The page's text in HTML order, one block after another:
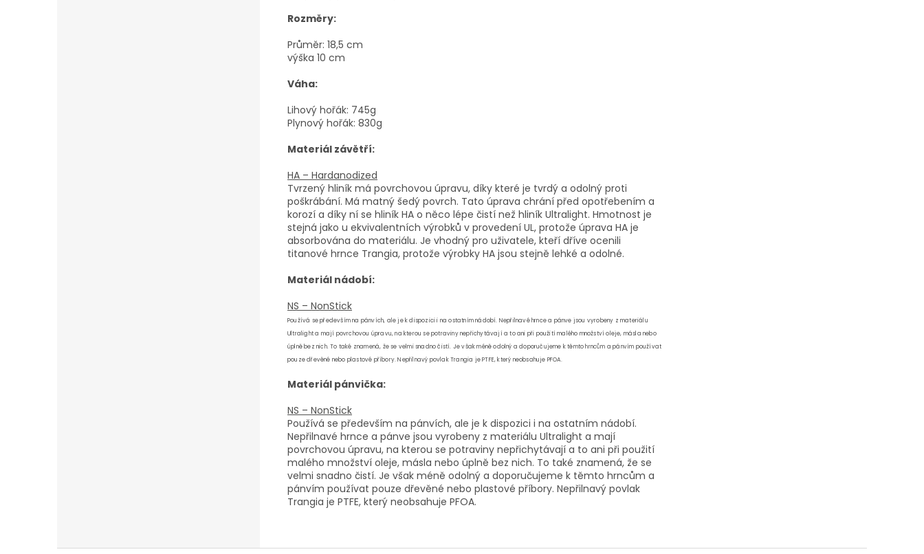
Rozměry:
Průměr: 18,5 cm
výška 10 cm
Váha:
Lihový hořák: 745g
Plynový hořák: 830g
Materiál závětří:
HA – Hardanodized
Tvrzený hliník má povrchovou úpravu, díky které je tvrdý a odolný proti
poškrábání. Má matný šedý povrch. Tato úprava chrání před opotřebením a
korozí a díky ní se hliník HA o něco lépe čistí než hliník Ultralight. Hmotnost je
stejná jako u ekvivalentních výrobků v provedení UL, protože úprava HA je
absorbována do materiálu. Je vhodný pro uživatele, kteří dříve ocenili
titanové hrnce Trangia, protože výrobky HA jsou stejně lehké a odolné.
Materiál nádobí:
NS – NonStick
Používá se především na pánvích, ale je k dispozici i na ostatním nádobí. Nepřilnavé hrnce a pánve jsou vyrobeny z materiálu
Ultralight a mají povrchovou úpravu, na kterou se potraviny nepřichytávají a to ani při použití malého množství oleje, másla nebo
úplně bez nich. To také znamená, že se velmi snadno čistí. Je však méně odolný a doporučujeme k těmto hrncům a pánvím používat
pouze dřevěné nebo plastové příbory. Nepřilnavý povlak Trangia je PTFE, který neobsahuje PFOA.
Materiál pánvička:
NS – NonStick
Používá se především na pánvích, ale je k dispozici i na ostatním nádobí.
Nepřilnavé hrnce a pánve jsou vyrobeny z materiálu Ultralight a mají
povrchovou úpravu, na kterou se potraviny nepřichytávají a to ani při použití
malého množství oleje, másla nebo úplně bez nich. To také znamená, že se
velmi snadno čistí. Je však méně odolný a doporučujeme k těmto hrncům a
pánvím používat pouze dřevěné nebo plastové příbory. Nepřilnavý povlak
Trangia je PTFE, který neobsahuje PFOA.